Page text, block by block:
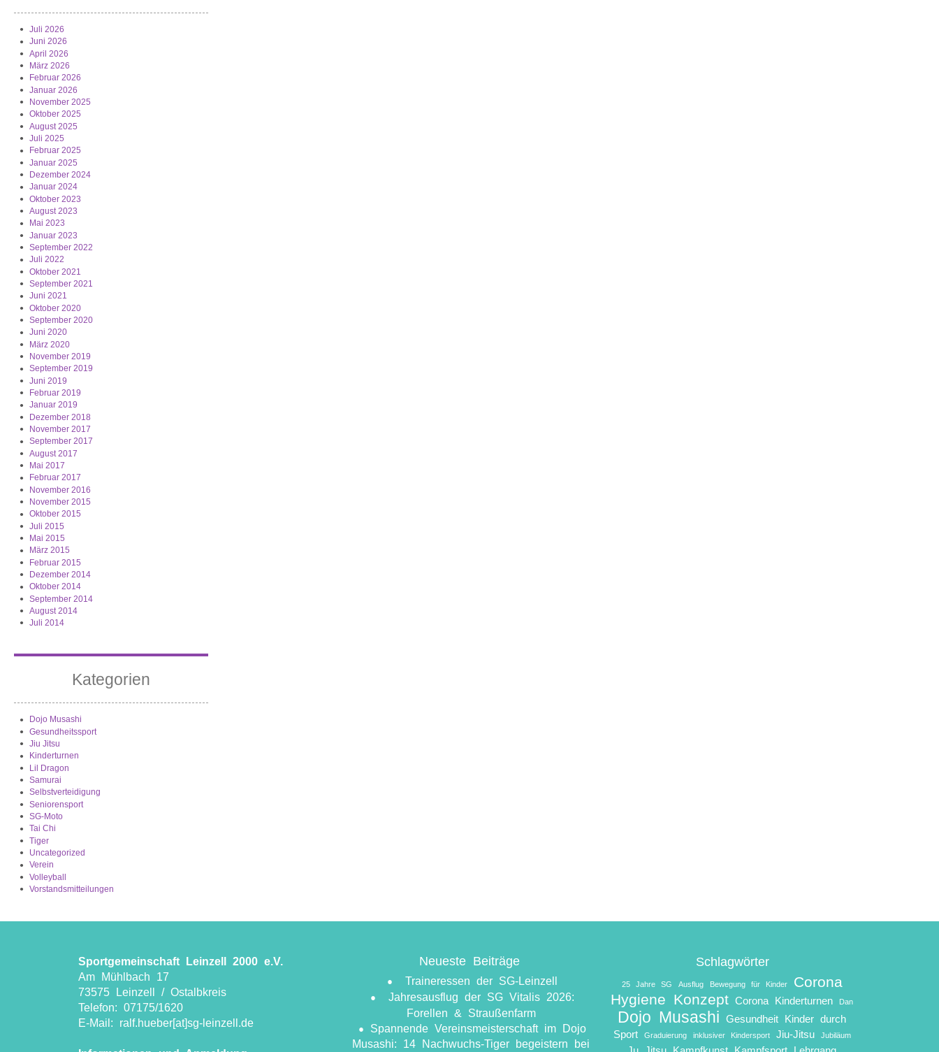
Juli 2026
Juni 2026
April 2026
März 2026
Februar 2026
Januar 2026
November 2025
Oktober 2025
August 2025
Juli 2025
Februar 2025
Januar 2025
Dezember 2024
Januar 2024
Oktober 2023
August 2023
Mai 2023
Januar 2023
September 2022
Juli 2022
Oktober 2021
September 2021
Juni 2021
Oktober 2020
September 2020
Juni 2020
März 2020
November 2019
September 2019
Juni 2019
Februar 2019
Januar 2019
Dezember 2018
November 2017
September 2017
August 2017
Mai 2017
Februar 2017
November 2016
November 2015
Oktober 2015
Juli 2015
Mai 2015
März 2015
Februar 2015
Dezember 2014
Oktober 2014
September 2014
August 2014
Juli 2014
Kategorien
Dojo Musashi
Gesundheitssport
Jiu Jitsu
Kinderturnen
Lil Dragon
Samurai
Selbstverteidigung
Seniorensport
SG-Moto
Tai Chi
Tiger
Uncategorized
Verein
Volleyball
Vorstandsmitteilungen
Sportgemeinschaft Leinzell 2000 e.V.
Am Mühlbach 17
73575 Leinzell / Ostalbkreis
Telefon: 07175/1620
E-Mail: ralf.hueber[at]sg-leinzell.de
Neueste Beiträge
Traineressen der SG-Leinzell
Jahresausflug der SG Vitalis 2026:
Forellen & Straußenfarm
​Spannende Vereinsmeisterschaft im Dojo
Musashi: 14 Nachwuchs-Tiger begeistern bei
Schlagwörter
25 Jahre SG Ausflug Bewegung für Kinder
Corona
Hygiene Konzept Corona Kinderturnen Dan
Dojo Musashi Gesundheit Kinder durch
Sport
Graduierung inklusiver Kindersport Jiu-Jitsu Jubiläum